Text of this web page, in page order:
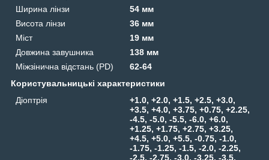
Ширина лінзи
54 мм
Висота лінзи
36 мм
Міст
19 мм
Довжина завушника
138 мм
Міжзінична відстань (PD)
62-64
Користувальницькі характеристики
Діоптрія
+1.0, +2.0, +1.5, +2.5, +3.0,
+3.5, +4.0, +3.75, +0.75, +2.25,
-4.5, -5.0, -5.5, -6.0, +6.0,
+1.25, +1.75, +2.75, +3.25,
+4.5, +5.0, +5.5, -0.75, -1.0,
-1.75, -1.25, -1.5, -2.0, -2.25,
-2.5, -2.75, -3.0, -3.25, -3.5,